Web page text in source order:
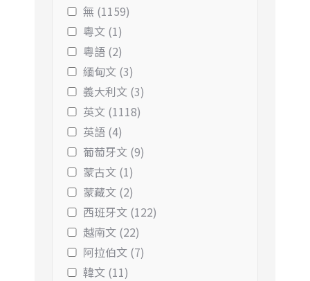
無 (1159)
粵文 (1)
粵語 (2)
緬甸文 (3)
義大利文 (3)
英文 (1118)
英語 (4)
葡萄牙文 (9)
蒙古文 (1)
蒙藏文 (2)
西班牙文 (122)
越南文 (22)
阿拉伯文 (7)
韓文 (11)